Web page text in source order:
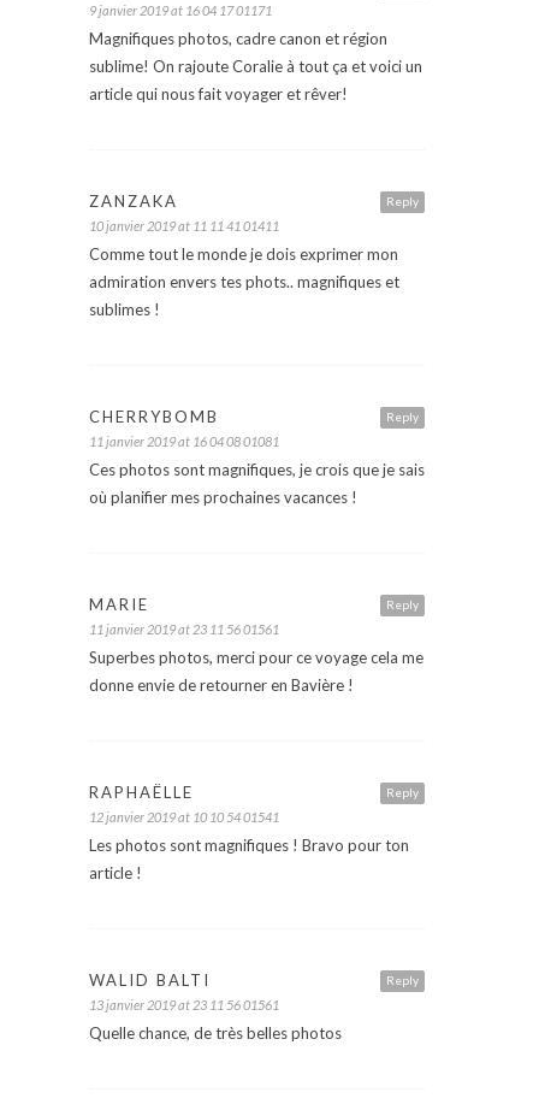
9 janvier 2019 at 16 04 17 01171
Magnifiques photos, cadre canon et région
sublime! On rajoute Coralie à tout ça et voici un
article qui nous fait voyager et rêver!
Reply
ZANZAKA
10 janvier 2019 at 11 11 41 01411
Comme tout le monde je dois exprimer mon
admiration envers tes phots.. magnifiques et
sublimes !
Reply
CHERRYBOMB
11 janvier 2019 at 16 04 08 01081
Ces photos sont magnifiques, je crois que je sais
où planifier mes prochaines vacances !
Reply
MARIE
11 janvier 2019 at 23 11 56 01561
Superbes photos, merci pour ce voyage cela me
donne envie de retourner en Bavière !
Reply
RAPHAËLLE
12 janvier 2019 at 10 10 54 01541
Les photos sont magnifiques ! Bravo pour ton
article !
Reply
WALID BALTI
13 janvier 2019 at 23 11 56 01561
Quelle chance, de très belles photos